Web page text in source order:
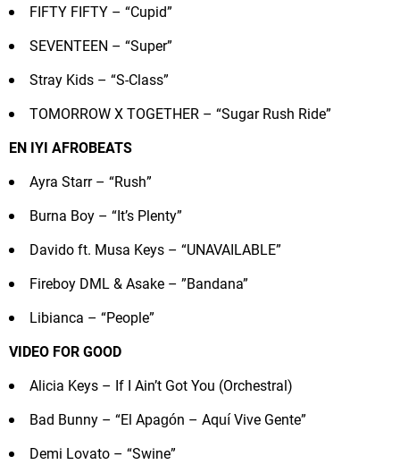
FIFTY FIFTY – “Cupid”
SEVENTEEN – “Super”
Stray Kids – “S-Class”
TOMORROW X TOGETHER – “Sugar Rush Ride”
EN IYI AFROBEATS
Ayra Starr – “Rush”
Burna Boy – “It’s Plenty”
Davido ft. Musa Keys – “UNAVAILABLE”
Fireboy DML & Asake – ”Bandana”
Libianca – “People”
VIDEO FOR GOOD
Alicia Keys – If I Ain’t Got You (Orchestral)
Bad Bunny – “El Apagón – Aquí Vive Gente”
Demi Lovato – “Swine”